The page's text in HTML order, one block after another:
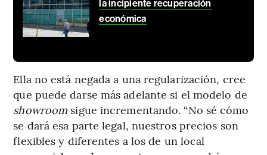
la incipiente recuperación
económica
Ella no está negada a una regularización, cree
que puede darse más adelante si el modelo de
showroom sigue incrementando. “No sé cómo
se dará esa parte legal, nuestros precios son
flexibles y diferentes a los de un local